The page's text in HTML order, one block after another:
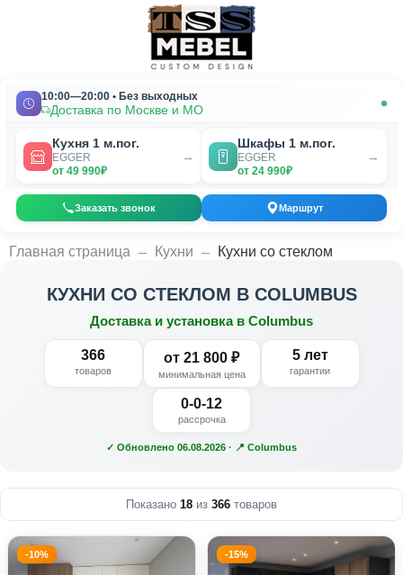
10:00—20:00 • Без выходных
Доставка по Москве и МО
Кухня 1 м.пог.
EGGER
от 49 990₽
→
Шкафы 1 м.пог.
EGGER
от 24 990₽
→
Заказать звонок Маршрут
Главная страница Кухни Кухни со стеклом
КУХНИ СО СТЕКЛОМ В COLUMBUS
Доставка и установка в Columbus
366
товаров
от 21 800 ₽
минимальная цена
5 лет
гарантии
0-0-12
рассрочка
✓ Обновлено 06.08.2026 · 📍 Columbus
Показано 18 из 366 товаров
-10% -15%